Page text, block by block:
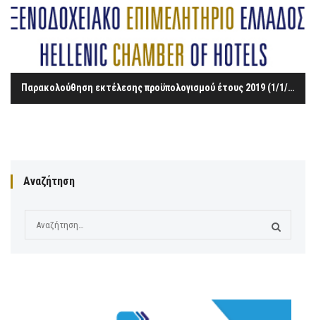
Παρακολούθηση εκτέλεσης προϋπολογισμού έτους 2019 (1/1/2019 – 30/4/2019)
Αναζήτηση